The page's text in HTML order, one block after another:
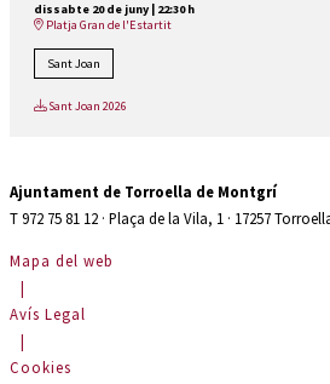
dissabte 20 de juny
22:30 h
Platja Gran de l'Estartit
Sant Joan
Sant Joan 2026
Ajuntament de Torroella de Montgrí
T 972 75 81 12 · Plaça de la Vila, 1 · 17257
Mapa del web
|
Avís Legal
|
Cookies